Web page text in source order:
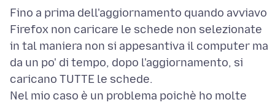
Fino a prima dell'aggiornamento quando avviavo
Firefox non caricare le schede non selezionate
in tal maniera non si appesantiva il computer ma
da un po' di tempo, dopo l'aggiornamento, si
caricano TUTTE le schede.
Nel mio caso è un problema poichè ho molte